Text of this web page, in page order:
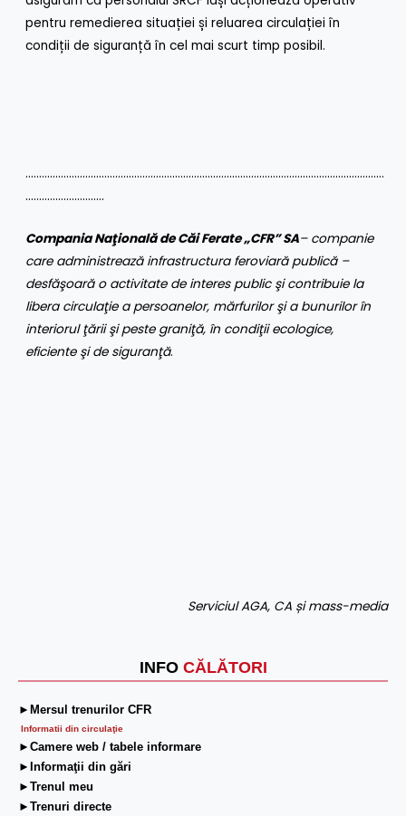
INFO CĂLĂTORI
►Mersul trenurilor CFR
Informatii din circulaţie
►Camere web / tabele informare
►Informaţii din gări
►Trenul meu
►Trenuri directe
pentru remedierea situației și reluarea circulației în
condiții de siguranță în cel mai scurt timp posibil.
……………………………………………………………………………………………………………………
………………………..
Compania Naţională de Căi Ferate „CFR” SA– companie
care administrează infrastructura feroviară publică –
desfăşoară o activitate de interes public şi contribuie la
libera circulaţie a persoanelor, mărfurilor şi a bunurilor în
interiorul ţării şi peste graniţă, în condiţii ecologice,
eficiente şi de siguranţă.
Serviciul AGA, CA și mass-media